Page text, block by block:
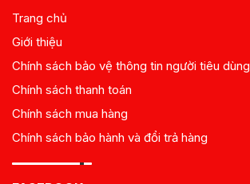
Trang chủ
Giới thiệu
Chính sách bảo vệ thông tin người tiêu dùng
Chính sách thanh toán
Chính sách mua hàng
Chính sách bảo hành và đổi trả hàng